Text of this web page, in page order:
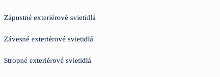
Zápustné exteriérové svietidlá
Závesné exteriérové svietidlá
Stropné exteriérové svietidlá